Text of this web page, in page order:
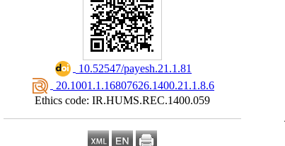
‎ 10.52547/payesh.21.1.81
‎ 20.1001.1.16807626.1400.21.1.8.6
Ethics code: IR.HUMS.REC.1400.059